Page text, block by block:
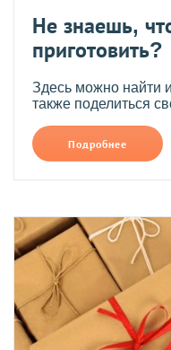
Не знаешь,
приготовить?
Здесь можно найти
также поделиться
Подробнее